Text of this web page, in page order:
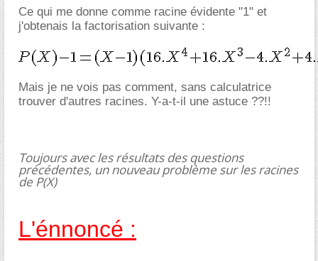
Ce qui me donne comme racine évidente "1" et
j'obtenais la factorisation suivante :
Mais je ne vois pas comment, sans calculatrice
trouver d'autres racines. Y-a-t-il une astuce ??!!
Toujours avec les résultats des questions
précédentes, un nouveau problème sur les racines
de P(X)
L'énnoncé :